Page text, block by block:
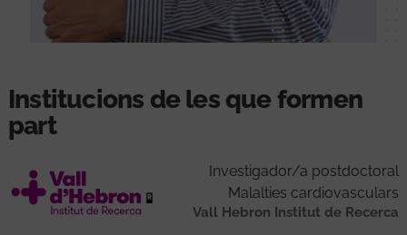
Institucions de les que formen
part
Investigador/a postdoctoral
Malalties cardiovasculars
Vall Hebron Institut de Recerca